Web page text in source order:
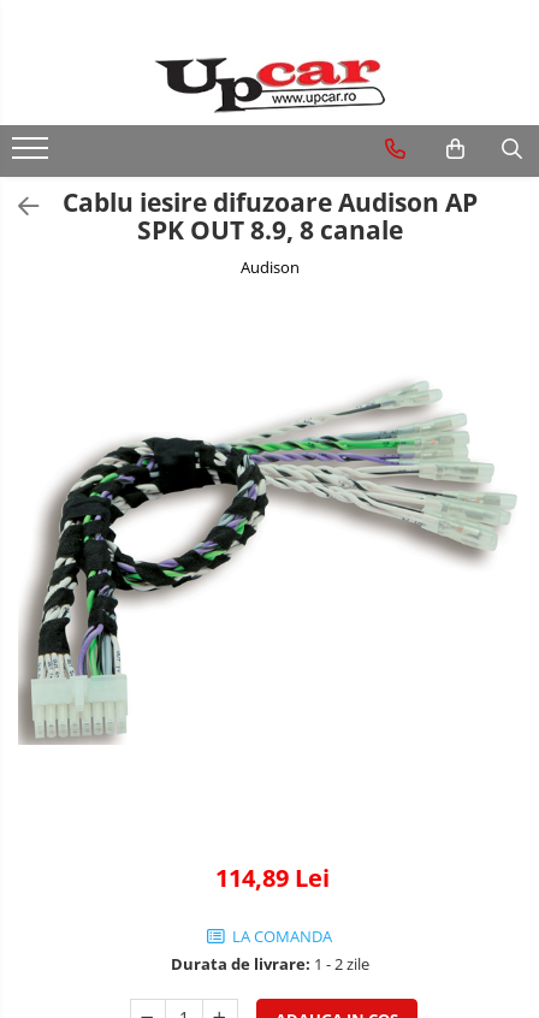
Electrice si Electronice
Electrocasnice Mici
Cablu iesire difuzoare Audison AP
SPK OUT 8.9, 8 canale
Audison
114,89 Lei
LA COMANDA
Durata de livrare: 1 - 2 zile